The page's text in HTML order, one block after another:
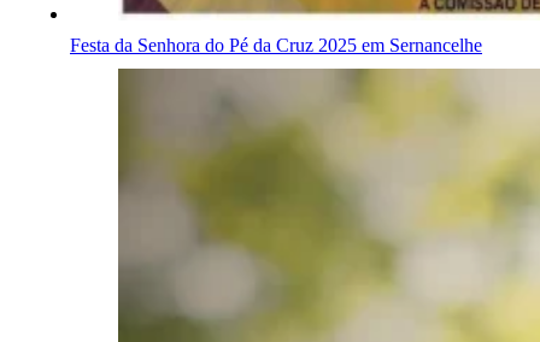
Festa da Senhora do Pé da Cruz 2025 em Sernancelhe